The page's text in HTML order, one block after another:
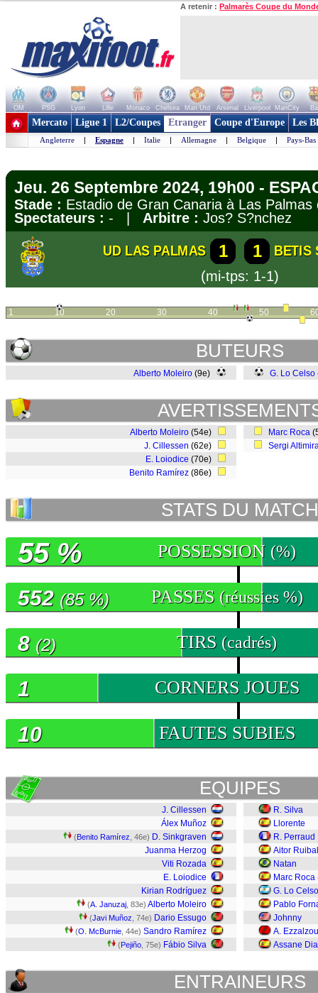
A retenir : Palmarès Coupe du
OM PSG Lyon Lille Monaco Chelsea Man Utd Arsenal Liverpool ManCity
+ de clubs
Mercato Ligue 1 L2/Coupes Etranger Coupe d'Europe Les
Angleterre | Espagne | Italie | Allemagne | Belgique | Pays-Bas
Jeu. 26 Septembre 2024, 19h00 -
Stade : Estadio de Gran Canaria à Las
Spectateurs : - | Arbitre : Jos? S?nchez
UD LAS PALMAS 1 1
BETIS
(mi-tps: 1-1)
1 10 20 30 40 50
BUTEURS
Alberto Moleiro (9e) G. Lo Celso
Alberto Moleiro (54e)
J. Cillessen (62e)
E. Loiodice (70e)
Benito Ramírez (86e)
Marc Roca
Sergi
STATS DU MATCH
POSSESSION (%)
55 %
PASSES (réussies %)
552 (85 %)
TIRS (cadrés)
8 (2)
CORNERS JOUES
1
FAUTES SUBIES
10
EQUIPES
J. Cillessen
Álex Muñoz
(Benito Ramírez , 46e) D. Sinkgraven
Juanma Herzog
Viti Rozada
E. Loiodice
Kirian Rodríguez
(A. Januzaj , 83e) Alberto Moleiro
(Javi Muñoz , 74e) Dario Essugo
(O. McBurnie , 44e) Sandro Ramírez
(Pejiño , 75e) Fábio Silva
R. Silva
Llorente
R. Perraud
Aitor Ruibal
Natan
Marc Roca
G. Lo Celso
Pablo
Johnny
A.
Assane
ENTRAINEURS